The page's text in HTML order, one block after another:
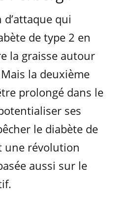
d’attaque qui
de type 2 en
la graisse autour
la deuxième
prolongé dans le
ses
le diabète de
une révolution
aussi sur le